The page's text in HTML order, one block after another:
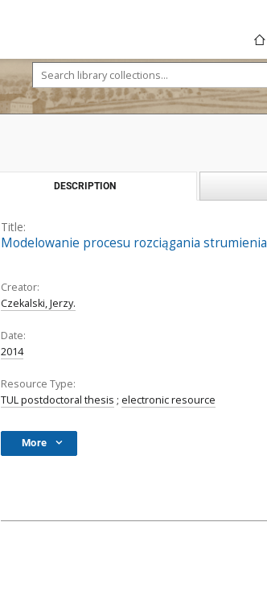
DESCRIPTION
Title:
Modelowanie procesu rozciągania
Creator:
Czekalski, Jerzy.
Date:
2014
Resource Type:
TUL postdoctoral thesis ; electronic resource
More